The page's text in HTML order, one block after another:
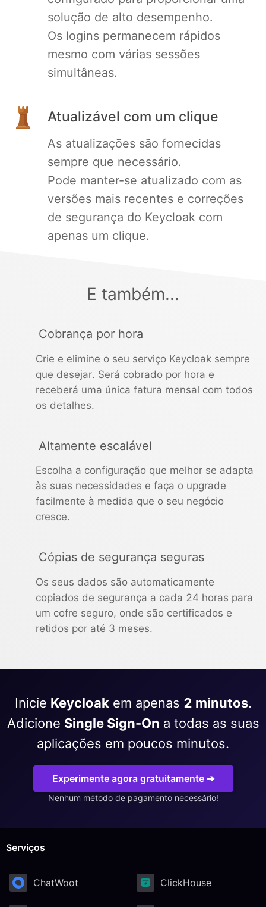
solução de alto desempenho.
Os logins permanecem rápidos
mesmo com várias sessões
simultâneas.
Atualizável com um clique
As atualizações são fornecidas
sempre que necessário.
Pode manter-se atualizado com as
versões mais recentes e correções
de segurança do Keycloak com
apenas um clique.
E também...
Cobrança por hora
Crie e elimine o seu serviço Keycloak sempre
que desejar. Será cobrado por hora e
receberá uma única fatura mensal com todos
os detalhes.
Altamente escalável
Escolha a configuração que melhor se adapta
às suas necessidades e faça o upgrade
facilmente à medida que o seu negócio
cresce.
Cópias de segurança seguras
Os seus dados são automaticamente
copiados de segurança a cada 24 horas para
um cofre seguro, onde são certificados e
retidos por até 3 meses.
Inicie Keycloakem apenas 2 minutos.
Adicione Single Sign-On a todas as suas
aplicações em poucos minutos.
Experimente agora gratuitamente ➔
Nenhum método de pagamento necessário!
Serviços
ChatWoot ClickHouse